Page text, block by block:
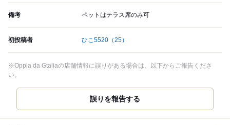
備考 ペットはテラス席のみ可
初投稿者 ひこ5520 （25）
※Oppla da Gtaliaの店舗情報に誤りがある場合は、以下からご報告くださ
い。
誤りを報告する